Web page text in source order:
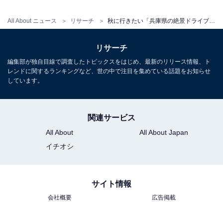
All About ニュース リサーチ 秋に行きたい「兵庫県の絶景ドライブスポット」ランキング！ 2位「明石海峡大橋周辺ルート」、1位は？【2025年調査】
リサーチ
編集部が独自目線で調査したトピックスをはじめ、最新のリリース情報、ト
レンドに関するランキングなど、世の中で注目を集めている話題をお知らせ
しています。
関連サービス
All About
All About Japan
イチオシ
サイト情報
会社概要 広告掲載